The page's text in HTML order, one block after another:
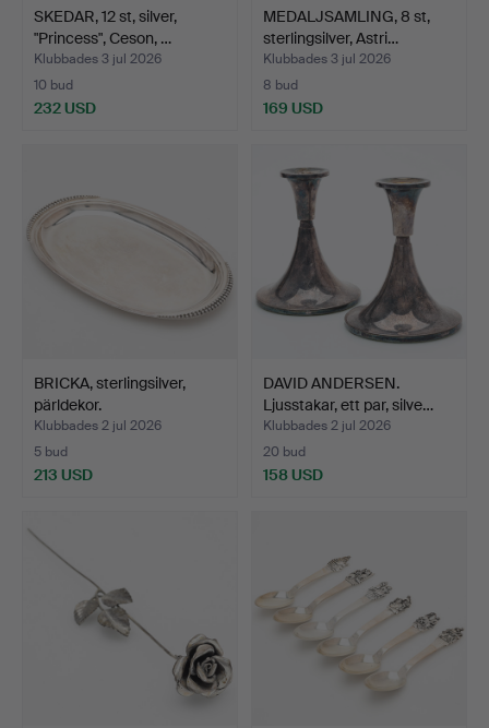
SKEDAR, 12 st, silver,
"Princess", Ceson, …
Klubbades 3 jul 2026
10 bud
232 USD
MEDALJSAMLING, 8 st,
sterlingsilver, Astri…
Klubbades 3 jul 2026
8 bud
169 USD
BRICKA, sterlingsilver,
pärldekor.
Klubbades 2 jul 2026
5 bud
213 USD
DAVID ANDERSEN.
Ljusstakar, ett par, silve…
Klubbades 2 jul 2026
20 bud
158 USD